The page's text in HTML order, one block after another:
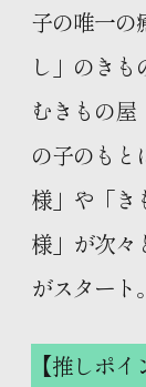
子の唯一の
し」のき
むきもの
の子のもと
様」や「き
様」が次々
がスタート。
【推しポイ